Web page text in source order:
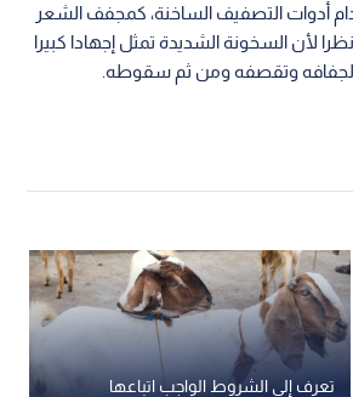
أدوات التصفيف الساخنة، كمجفف الشعر
نظرا لأن السخونة الشديدة تمثل إجهادا كبيرا
لجفافه وتقصفه ومن ثم سقوطه.
تعرف إلى الشروط الواجب اتباعها